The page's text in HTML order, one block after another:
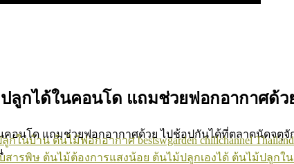
ปลูกได้ในคอนโด แถมช่วยฟอกอากาศด้ว
คอนโด แถมช่วยฟอกอากาศด้วย ไปช้อปกันได้ที่ตลาดนัดจตุจั
กในบ้านต้นไม้ฟอกอากาศbestswgarden chillchannelThailand
สารพิษ ต้นไม้ต้องการแสงน้อย ต้นไม้ปลูกเองได้ ต้นไม้ปลูกใ